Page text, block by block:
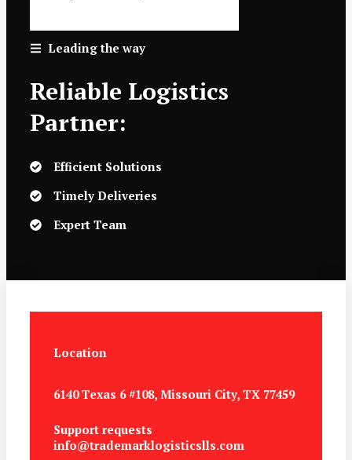
Leading the way
Reliable Logistics
Partner:
Efficient Solutions
Timely Deliveries
Expert Team
Location
6140 Texas 6 #108, Missouri City, TX 77459
Support requests
info@trademarklogisticslls.com